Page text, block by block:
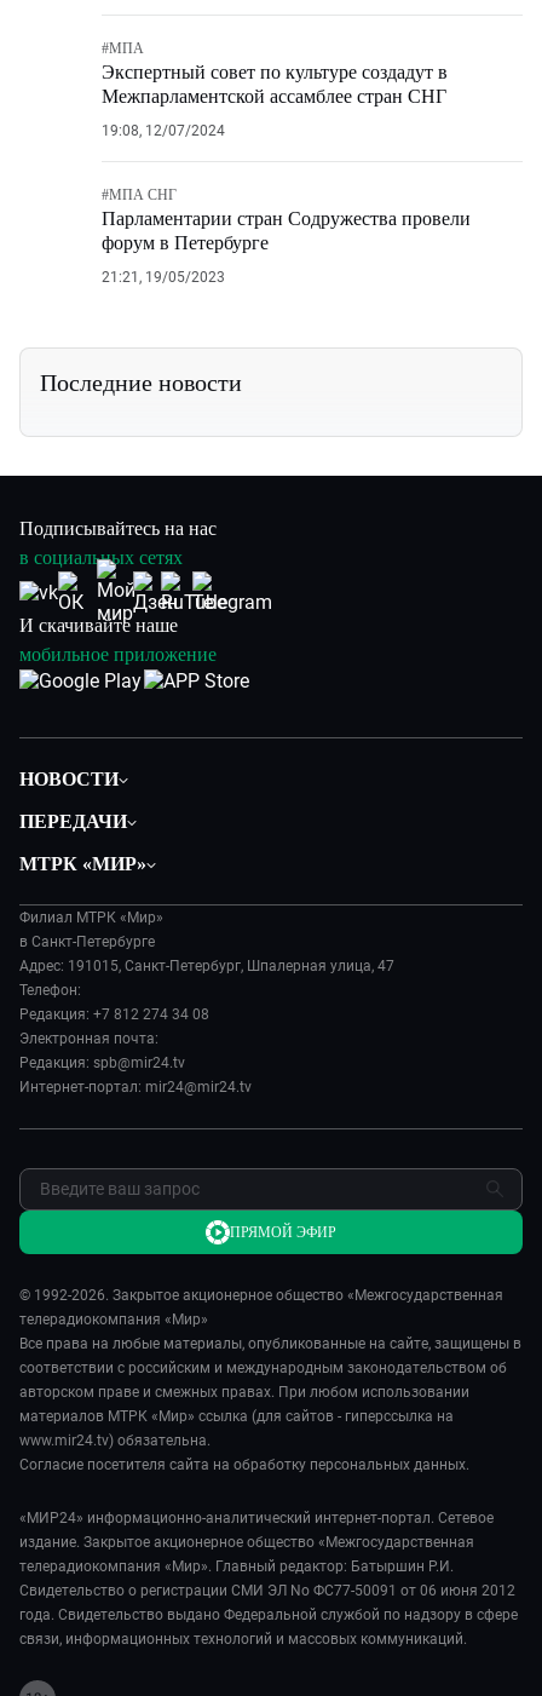
#МПА
Экспертный совет по культуре создадут в
Межпарламентской ассамблее стран СНГ
19:08, 12/07/2024
#МПА СНГ
Парламентарии стран Содружества провели
форум в Петербурге
21:21, 19/05/2023
Последние новости
Подписывайтесь на нас
в социальных сетях
И скачивайте наше
мобильное приложение
НОВОСТИ
Происшествия
Экономика
Культура
ПЕРЕДАЧИ
Игра в кино
Исторический детектив
Миллион за 5 минут
МИР. Мнение
Мировое соглашение
Пять причин поехать в...
МТРК «МИР»
История
Руководство
Новости компании
Пресса о нас
Карьера
Реклама
Обратная связь
Филиал МТРК «Мир»
в Санкт-Петербурге
Адрес: 191015, Санкт-Петербург, Шпалерная улица, 47
Телефон:
Редакция: +7 812 274 34 08
Электронная почта:
Редакция: spb@mir24.tv
Интернет-портал: mir24@mir24.tv
© 1992-2026. Закрытое акционерное общество «Межгосударственная
телерадиокомпания «Мир»
Все права на любые материалы, опубликованные на сайте, защищены в
соответствии с российским и международным законодательством об
авторском праве и смежных правах. При любом использовании
материалов МТРК «Мир» ссылка (для сайтов - гиперссылка на
www.mir24.tv) обязательна.
Согласие посетителя сайта на обработку персональных данных.
«МИР24» информационно-аналитический интернет-портал. Сетевое
издание. Закрытое акционерное общество «Межгосударственная
телерадиокомпания «Мир». Главный редактор: Батыршин Р.И.
Свидетельство о регистрации СМИ ЭЛ No ФС77-50091 от 06 июня 2012
года. Свидетельство выдано Федеральной службой по надзору в сфере
связи, информационных технологий и массовых коммуникаций.
ПРЯМОЙ ЭФИР